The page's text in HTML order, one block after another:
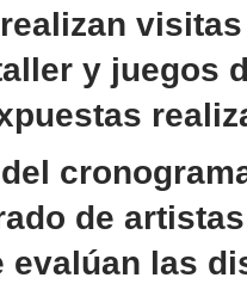
y juegos
de
evalúan las